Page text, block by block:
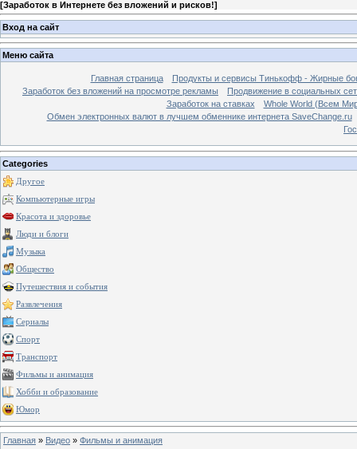
[Заработок в Интернете без вложений и рисков!]
Вход на сайт
Меню сайта
Главная страница
Продукты и сервисы Тинькофф - Жирные
Заработок без вложений на просмотре рекламы
Продвижение в социальных
Заработок на ставках
Whole World (Всем
Обмен электронных валют в лучшем обменнике интернета SaveChange.ru
Categories
Другое
Компьютерные игры
Красота и здоровье
Люди и блоги
Музыка
Общество
Путешествия и события
Развлечения
Сериалы
Спорт
Транспорт
Фильмы и анимация
Хобби и образование
Юмор
Главная » Видео » Фильмы и анимация